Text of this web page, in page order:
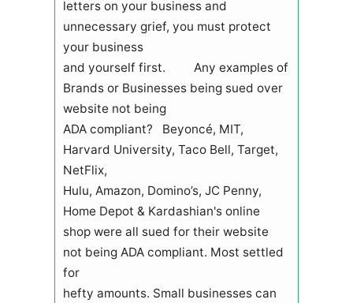
letters on your business and
unnecessary grief, you must protect
your business
and yourself first. Any examples of
Brands or Businesses being sued over
website not being
ADA compliant? Beyoncé, MIT,
Harvard University, Taco Bell, Target,
NetFlix,
Hulu, Amazon, Domino’s, JC Penny,
Home Depot & Kardashian's online
shop were all sued for their website
not being ADA compliant. Most settled
for
hefty amounts. Small businesses can